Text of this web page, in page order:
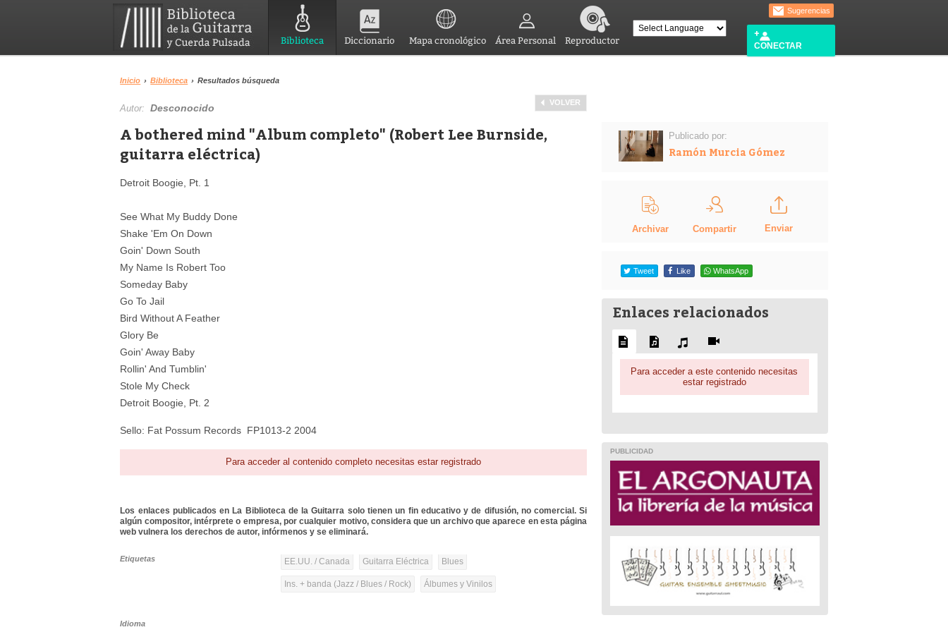
Biblioteca Diccionario Mapa cronológico Área Personal Reproductor
Sugerencias
CONECTAR
Inicio › Biblioteca › Resultados búsqueda
VOLVER
Autor:Desconocido
A bothered mind "Album completo" (Robert Lee Burnside,
guitarra eléctrica)
Detroit Boogie, Pt. 1
See What My Buddy Done
Shake 'Em On Down
Goin' Down South
My Name Is Robert Too
Someday Baby
Go To Jail
Bird Without A Feather
Glory Be
Goin' Away Baby
Rollin' And Tumblin'
Stole My Check
Detroit Boogie, Pt. 2
Sello: Fat Possum Records FP1013-2 2004
Para acceder al contenido completo necesitas estar registrado
Los enlaces publicados en La Biblioteca de la Guitarra solo tienen un fin educativo y de difusión, no comercial. Si
algún compositor, intérprete o empresa, por cualquier motivo, considera que un archivo que aparece en esta página
web vulnera los derechos de autor, infórmenos y se eliminará.
Etiquetas EE.UU. / Canada Guitarra Eléctrica Blues
Ins. + banda (Jazz / Blues / Rock) Álbumes y Vinilos
Idioma
Publicado por:
Ramón Murcia Gómez
Archivar Compartir Enviar
Tweet Like WhatsApp
Enlaces relacionados
Para acceder a este contenido necesitas
estar registrado
PUBLICIDAD